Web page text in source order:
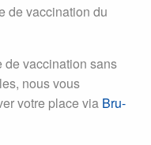
de vaccination du
de vaccination sans
nous vous
votre place via Bru-